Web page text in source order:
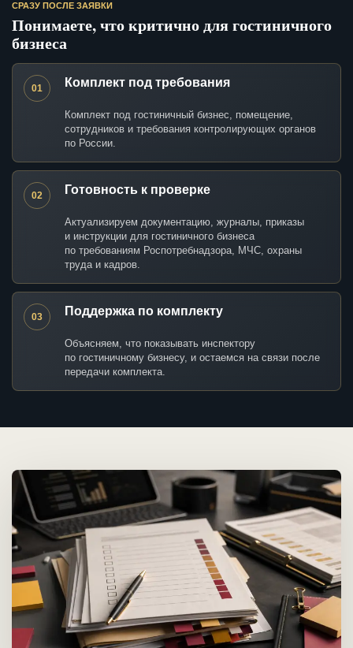
СРАЗУ ПОСЛЕ ЗАЯВКИ
Понимаете, что критично для гостиничного
бизнеса
01 Комплект под требования
Комплект под гостиничный бизнес, помещение,
сотрудников и требования контролирующих органов
по России.
02 Готовность к проверке
Актуализируем документацию, журналы, приказы
и инструкции для гостиничного бизнеса
по требованиям Роспотребнадзора, МЧС, охраны
труда и кадров.
03 Поддержка по комплекту
Объясняем, что показывать инспектору
по гостиничному бизнесу, и остаемся на связи после
передачи комплекта.